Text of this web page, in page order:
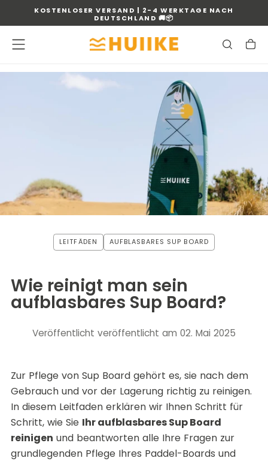
ZUMKOSTENLOSER VERSAND | 2-4 WERKTAGE NACH
DEUTSCHLAND 🚚📦
LEITFÄDEN AUFBLASBARES SUP BOARD
Wie reinigt man sein
aufblasbares Sup Board?
Veröffentlicht veröffentlicht am 02. Mai 2025
Zur Pflege von Sup Boardgehört es, sie nach dem
Gebrauch und vor der Lagerung richtig zu reinigen.
In diesem Leitfaden erklären wir Ihnen Schritt für
Schritt, wie Sie Ihr aufblasbares Sup Board
reinigen und beantworten alle Ihre Fragen zur
grundlegenden Pflege Ihres Paddel-Boards und